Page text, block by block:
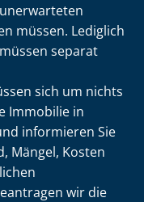
müssen. Lediglich
separat
sich um nichts
Immobilie in
informieren Sie
Mängel, Kosten
wir die